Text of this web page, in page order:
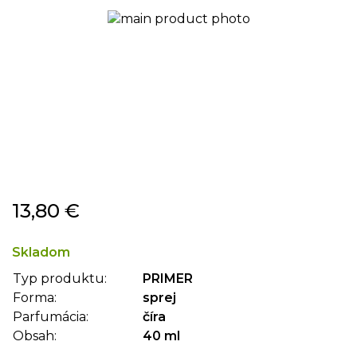
na
galérie
13,80 €
Skladom
Typ produktu:
PRIMER
Forma:
sprej
Parfumácia:
číra
Obsah:
40 ml